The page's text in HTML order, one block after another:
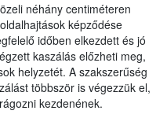
néhány centiméteren
képződése
időben elkezdett és jó
kaszálás előzheti meg,
helyzetét. A szakszerűség
többször is végezzük el,
kezdenének.